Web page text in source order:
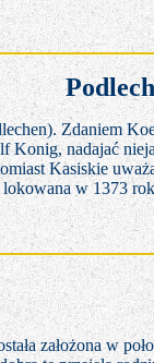
Zdaniem
Konig, nadajać
Kasiskie
w 1373
założona w